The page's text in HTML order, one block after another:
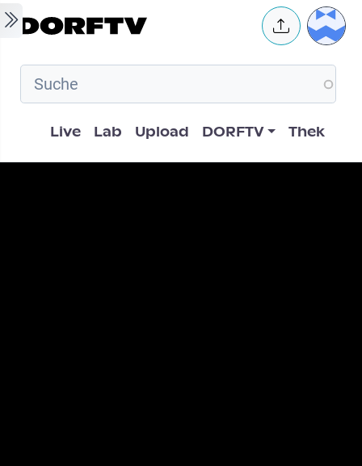
Skip to main content User
Hauptnavigation
Live Lab Upload DORFTV Thek